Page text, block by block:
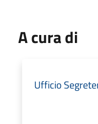
A cura di
Ufficio